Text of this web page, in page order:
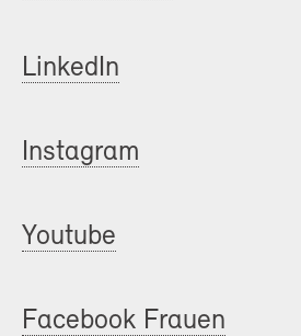
LinkedIn
Instagram
Youtube
Facebook Frauen